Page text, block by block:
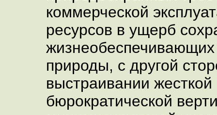
коммерческой
ресурсов в ущерб
природы, с другой
выстраивании жесткой
бюрократической